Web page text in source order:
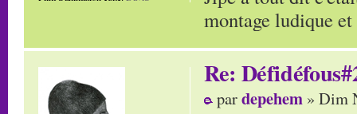
montage ludique
Re:
pardepehem » Dim